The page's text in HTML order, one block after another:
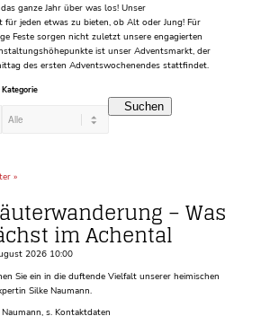
ganze Jahr über was los! Unser
jeden etwas zu bieten, ob Alt oder Jung! Für
Feste sorgen nicht zuletzt unsere engagierten
ist unser Adventsmarkt, der
des ersten Adventswochenendes stattfindet.
Kategorie
Suchen
»
– Was
im Achental
2026 10:00
Sie ein in die duftende Vielfalt unserer heimischen
Silke Naumann.
s. Kontaktdaten